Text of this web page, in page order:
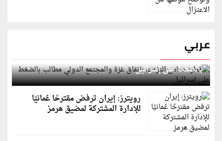
عربي
قطر: حماس التزمت باتفاق غزة والمجتمع الدولي مطالب
بالضغط على إسرائيل
رويترز: إيران ترفض مقترحًا عُمانيًا
للإدارة المشتركة لمضيق هرمز